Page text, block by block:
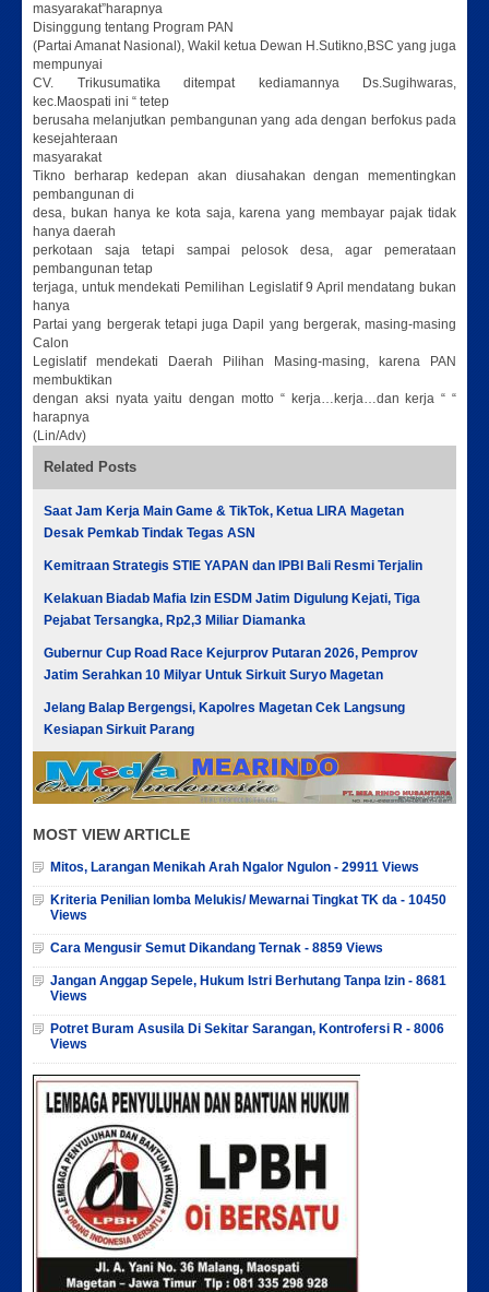
masyarakat”harapnya
Disinggung tentang Program PAN
(Partai Amanat Nasional), Wakil ketua Dewan H.Sutikno,BSC yang juga
mempunyai
CV. Trikusumatika ditempat kediamannya Ds.Sugihwaras,
kec.Maospati ini “ tetep
berusaha melanjutkan pembangunan yang ada dengan berfokus pada
kesejahteraan
masyarakat
Tikno berharap kedepan akan diusahakan dengan mementingkan
pembangunan di
desa, bukan hanya ke kota saja, karena yang membayar pajak tidak
hanya daerah
perkotaan saja tetapi sampai pelosok desa, agar pemerataan
pembangunan tetap
terjaga, untuk mendekati Pemilihan Legislatif 9 April mendatang bukan
hanya
Partai yang bergerak tetapi juga Dapil yang bergerak, masing-masing
Calon
Legislatif mendekati Daerah Pilihan Masing-masing, karena PAN
membuktikan
dengan aksi nyata yaitu dengan motto “ kerja…kerja…dan kerja “ “
harapnya
(Lin/Adv)
Related Posts
Saat Jam Kerja Main Game & TikTok, Ketua LIRA Magetan
Desak Pemkab Tindak Tegas ASN
Kemitraan Strategis STIE YAPAN dan IPBI Bali Resmi Terjalin
Kelakuan Biadab Mafia Izin ESDM Jatim Digulung Kejati, Tiga
Pejabat Tersangka, Rp2,3 Miliar Diamanka
Gubernur Cup Road Race Kejurprov Putaran 2026, Pemprov
Jatim Serahkan 10 Milyar Untuk Sirkuit Suryo Magetan
Jelang Balap Bergengsi, Kapolres Magetan Cek Langsung
Kesiapan Sirkuit Parang
MOST VIEW ARTICLE
Mitos, Larangan Menikah Arah Ngalor Ngulon - 29911 Views
Kriteria Penilian lomba Melukis/ Mewarnai Tingkat TK da - 10450
Views
Cara Mengusir Semut Dikandang Ternak - 8859 Views
Jangan Anggap Sepele, Hukum Istri Berhutang Tanpa Izin - 8681
Views
Potret Buram Asusila Di Sekitar Sarangan, Kontrofersi R - 8006
Views